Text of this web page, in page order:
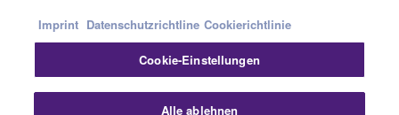
KontaktNutzungsbedingungenDatenschutzerklärung
CookierichtlinieImpressum
Imprint Datenschutzrichtline Cookierichtlinie
Cookie-Einstellungen
Alle ablehnen